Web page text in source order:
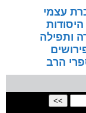
עצמי
ותפילה
הרב